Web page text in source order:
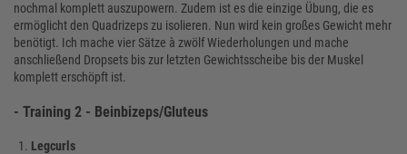
nochmal komplett auszupowern. Zudem ist es die einzige Übung, die es
ermöglicht den Quadrizeps zu isolieren. Nun wird kein großes Gewicht mehr
benötigt. Ich mache vier Sätze à zwölf Wiederholungen und mache
anschließend Dropsets bis zur letzten Gewichtsscheibe bis der Muskel
komplett erschöpft ist.
- Training 2 - Beinbizeps/Gluteus
Legcurls